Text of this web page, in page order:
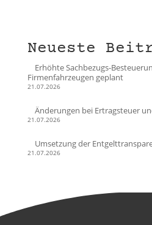
Neueste
Erhöhte Sachbezugs-
Firmenfahrzeugen geplant
21.07.2026
Änderungen bei Ertragsteuer
21.07.2026
Umsetzung der
21.07.2026